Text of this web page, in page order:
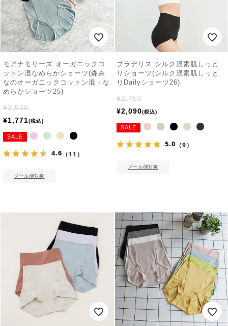
モアナモリーズ オーガニックコ
ットン混なめらかショーツ(森み
なのオーガニックコットン混・な
めらかショーツ25)
¥2,530
¥1,771 税込
SALE
4.6 （11）
メール便対象
ブラデリス シルク混素肌しっと
りショーツ(シルク混素肌しっと
りDailyショーツ26)
¥2,750
¥2,090 税込
SALE
5.0 （9）
メール便対象